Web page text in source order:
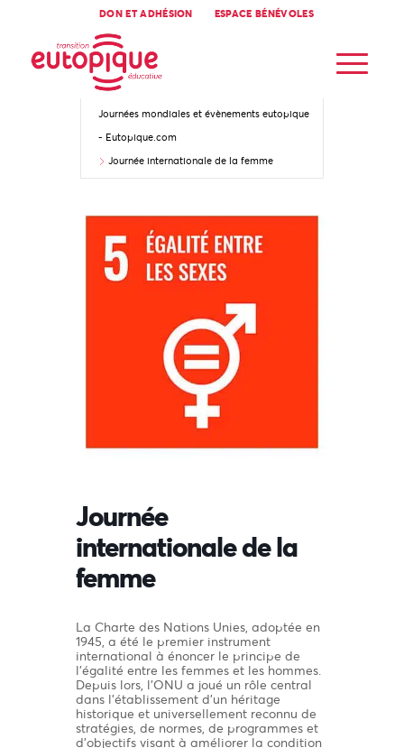
DON ET ADHÉSION ESPACE BÉNÉVOLES
Accueil
Journées mondiales et évènements eutopique
- Eutopique.com
Journée internationale de la femme
Journée
internationale de la
femme
La Charte des Nations Unies, adoptée en
1945, a été le premier instrument
international à énoncer le principe de
l’égalité entre les femmes et les hommes.
Depuis lors, l’ONU a joué un rôle central
dans l’établissement d’un héritage
historique et universellement reconnu de
stratégies, de normes, de programmes et
d’objectifs visant à améliorer la condition